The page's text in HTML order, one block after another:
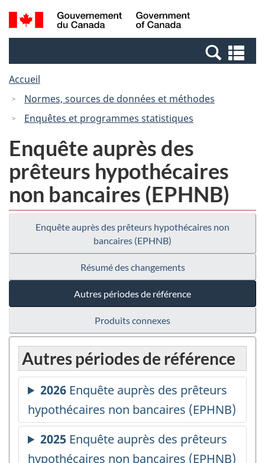
Passer
au
Passer
à
Canada
Recherche
et
et
Accueil
Normes, sources de données et méthodes
Enquêtes et programmes statistiques
Enquête auprès des
prêteurs hypothécaires
non bancaires (EPHNB)
Enquête auprès des prêteurs hypothécaires non
bancaires (EPHNB)
Résumé des changements
Autres périodes de référence
Produits connexes
Autres périodes de référence